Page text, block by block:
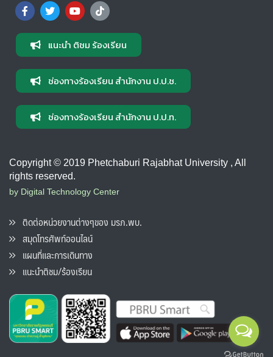
แนะนำ ติชม ร้องเรียน
ช่องทางร้องเรียน สำนักงาน ป.ป.ช.
ช่องทางร้องเรียน สำนักงาน ป.ป.ท.
Copyright © 2019 Phetchaburi Rajabhat University , All
rights reserved.
by Digital Technology Center
ติดต่อหน่วยงานต่างๆของ มรภ.พบ.
สมุดโทรศัพท์ออนไลน์
แผนที่และการเดินทาง
แนะนำติชม/ร้องเรียน